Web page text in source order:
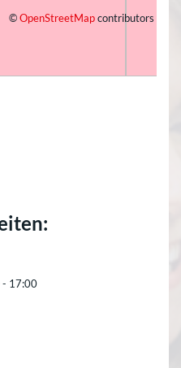
©OpenStreetMapcontributors
17:00